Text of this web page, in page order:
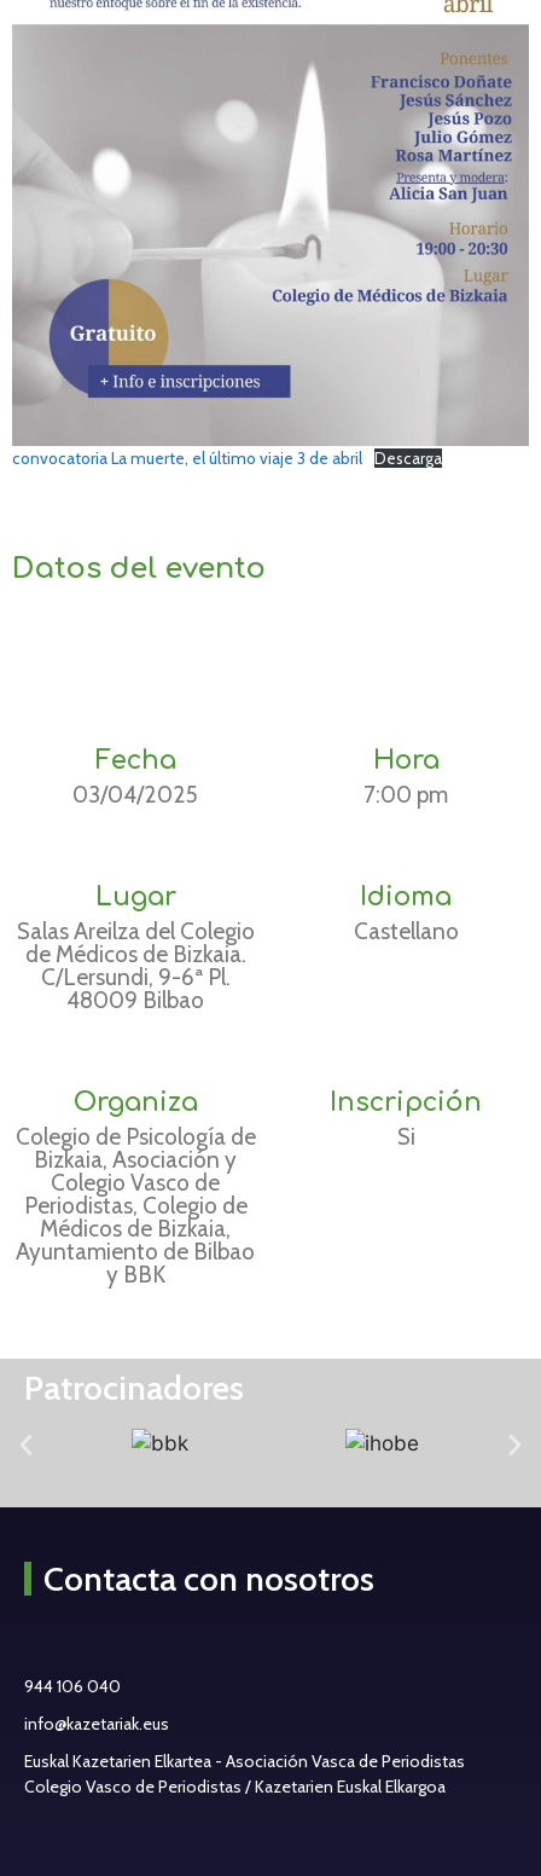
convocatoria La muerte, el último viaje 3 de abril Descarga
Datos del evento
Fecha
03/04/2025
Hora
7:00 pm
Lugar
Salas Areilza del Colegio
de Médicos de Bizkaia.
C/Lersundi, 9-6ª Pl.
48009 Bilbao
Idioma
Castellano
Organiza
Colegio de Psicología de
Bizkaia, Asociación y
Colegio Vasco de
Periodistas, Colegio de
Médicos de Bizkaia,
Ayuntamiento de Bilbao
y BBK
Inscripción
Si
Patrocinadores
Contacta con nosotros
944 106 040
info@kazetariak.eus
Euskal Kazetarien Elkartea - Asociación Vasca de Periodistas
Colegio Vasco de Periodistas / Kazetarien Euskal Elkargoa